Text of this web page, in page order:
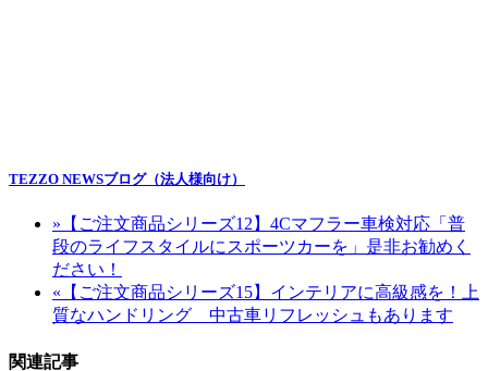
TEZZO NEWSブログ（法人様向け）
» 【ご注文商品シリーズ12】4Cマフラー車検対応「普
段のライフスタイルにスポーツカーを」是非お勧めく
ださい！
« 【ご注文商品シリーズ15】インテリアに高級感を！上
質なハンドリング 中古車リフレッシュもあります
関連記事